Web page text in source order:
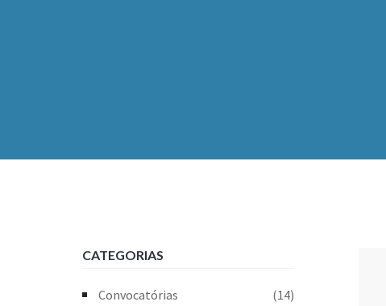
CATEGORIAS
Convocatórias
(14)